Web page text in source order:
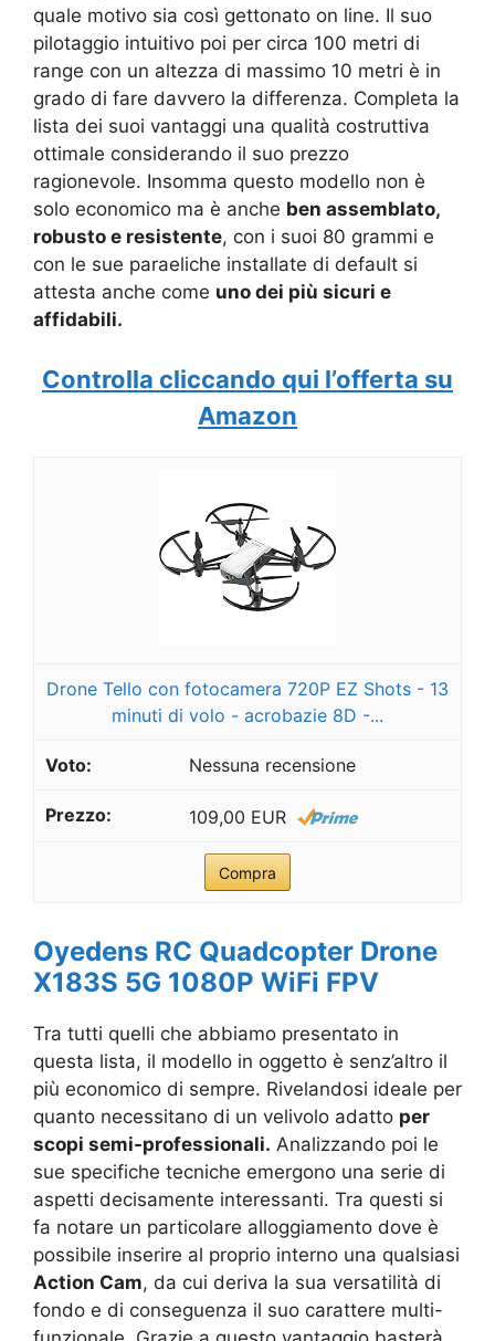
quale motivo sia così gettonato on line. Il suo
pilotaggio intuitivo poi per circa 100 metri di
range con un altezza di massimo 10 metri è in
grado di fare davvero la differenza. Completa la
lista dei suoi vantaggi una qualità costruttiva
ottimale considerando il suo prezzo
ragionevole. Insomma questo modello non è
solo economico ma è anche ben assemblato,
robusto e resistente, con i suoi 80 grammi e
con le sue paraeliche installate di default si
attesta anche come uno dei più sicuri e
affidabili.
Controlla cliccando qui l’offerta su
Amazon
Drone Tello con fotocamera 720P EZ Shots - 13
minuti di volo - acrobazie 8D -...
Nessuna recensione
109,00 EUR
Compra
Oyedens RC Quadcopter Drone
X183S 5G 1080P WiFi FPV
Tra tutti quelli che abbiamo presentato in
questa lista, il modello in oggetto è senz’altro il
più economico di sempre. Rivelandosi ideale per
quanto necessitano di un velivolo adatto per
scopi semi-professionali. Analizzando poi le
sue specifiche tecniche emergono una serie di
aspetti decisamente interessanti. Tra questi si
fa notare un particolare alloggiamento dove è
possibile inserire al proprio interno una qualsiasi
Action Cam, da cui deriva la sua versatilità di
fondo e di conseguenza il suo carattere multi-